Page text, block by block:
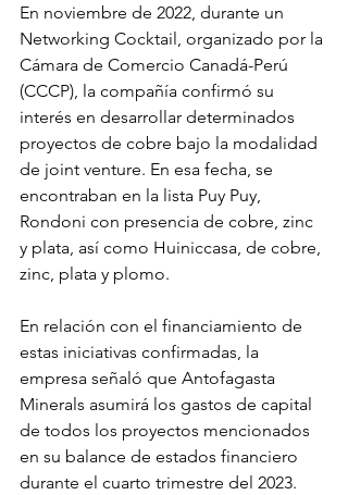
En noviembre de 2022, durante un
Networking Cocktail, organizado por la
Cámara de Comercio Canadá-Perú
(CCCP), la compañía confirmó su
interés en desarrollar determinados
proyectos de cobre bajo la modalidad
de joint venture. En esa fecha, se
encontraban en la lista Puy Puy,
Rondoni con presencia de cobre, zinc
y plata, así como Huiniccasa, de cobre,
zinc, plata y plomo.
En relación con el financiamiento de
estas iniciativas confirmadas, la
empresa señaló que Antofagasta
Minerals asumirá los gastos de capital
de todos los proyectos mencionados
en su balance de estados financiero
durante el cuarto trimestre del 2023.